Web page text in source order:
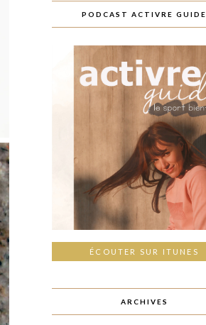
PODCAST ACTIVRE GUIDE
ÉCOUTER SUR ITUNES
ARCHIVES